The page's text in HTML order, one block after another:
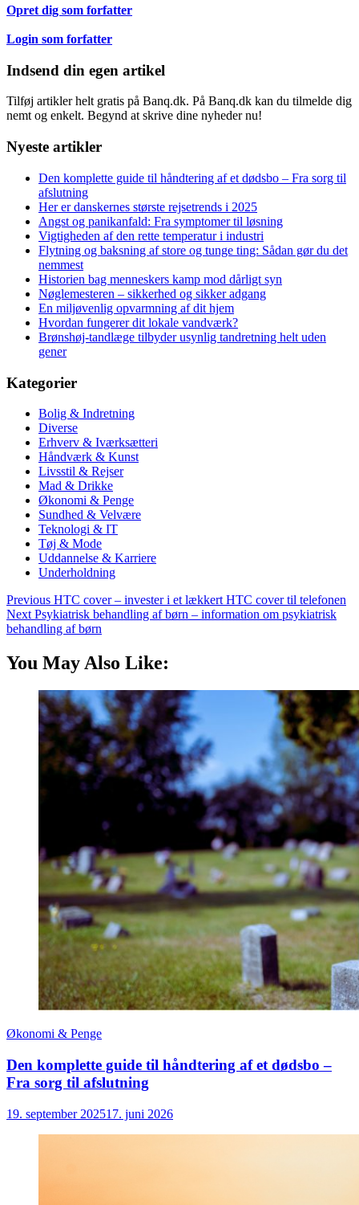
Opret dig som forfatter
Login som forfatter
Indsend din egen artikel
Tilføj artikler helt gratis på Banq.dk. På Banq.dk kan du tilmelde dig
nemt og enkelt. Begynd at skrive dine nyheder nu!
Nyeste artikler
Den komplette guide til håndtering af et dødsbo – Fra sorg til
afslutning
Her er danskernes største rejsetrends i 2025
Angst og panikanfald: Fra symptomer til løsning
Vigtigheden af den rette temperatur i industri
Flytning og baksning af store og tunge ting: Sådan gør du det
nemmest
Historien bag menneskers kamp mod dårligt syn
Nøglemesteren – sikkerhed og sikker adgang
En miljøvenlig opvarmning af dit hjem
Hvordan fungerer dit lokale vandværk?
Brønshøj-tandlæge tilbyder usynlig tandretning helt uden
gener
Kategorier
Bolig & Indretning
Diverse
Erhverv & Iværksætteri
Håndværk & Kunst
Livsstil & Rejser
Mad & Drikke
Økonomi & Penge
Sundhed & Velvære
Teknologi & IT
Tøj & Mode
Uddannelse & Karriere
Underholdning
Previous HTC cover – invester i et lækkert HTC cover til telefonen
Next Psykiatrisk behandling af børn – information om psykiatrisk
behandling af børn
You May Also Like:
Økonomi & Penge
Den komplette guide til håndtering af et dødsbo –
Fra sorg til afslutning
19. september 202517. juni 2026